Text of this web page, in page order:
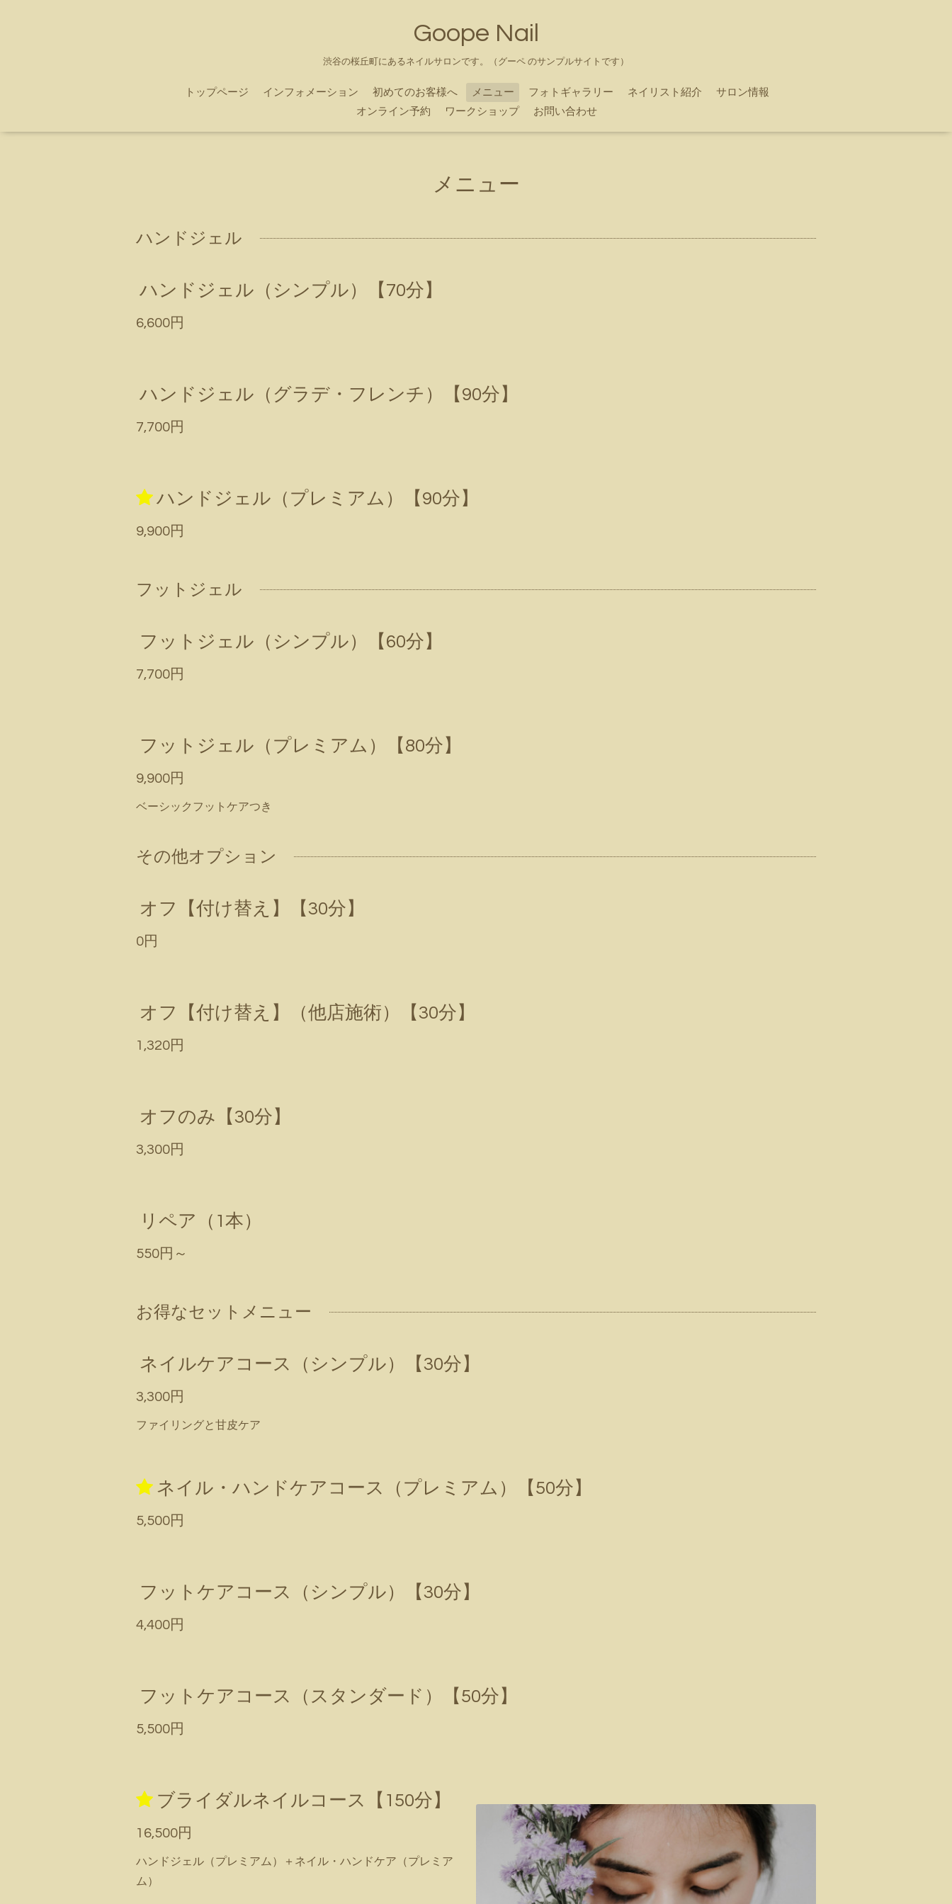
Goope Nail
渋谷の桜丘町にあるネイルサロンです。（グーペ のサンプルサイトです）
トップページ インフォメーション 初めてのお客様へ メニュー フォトギャラリー ネイリスト紹介
サロン情報
オンライン予約
ワークショップ お問い合わせ
メニュー
ハンドジェル
ハンドジェル（シンプル）【70分】
6,600円
ハンドジェル（グラデ・フレンチ）【90分】
7,700円
ハンドジェル（プレミアム）【90分】
9,900円
フットジェル
フットジェル（シンプル）【60分】
7,700円
フットジェル（プレミアム）【80分】
9,900円
ベーシックフットケアつき
その他オプション
オフ【付け替え】【30分】
0円
オフ【付け替え】（他店施術）【30分】
1,320円
オフのみ【30分】
3,300円
リペア（1本）
550円～
お得なセットメニュー
ネイルケアコース（シンプル）【30分】
3,300円
ファイリングと甘皮ケア
ネイル・ハンドケアコース（プレミアム）【50分】
5,500円
フットケアコース（シンプル）【30分】
4,400円
フットケアコース（スタンダード）【50分】
5,500円
ブライダルネイルコース【150分】
16,500円
ハンドジェル（プレミアム）＋ネイル・ハンドケア（プレミア
ム）